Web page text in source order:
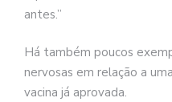
antes.”
Há também poucos
nervosas em relação a
vacina já aprovada.